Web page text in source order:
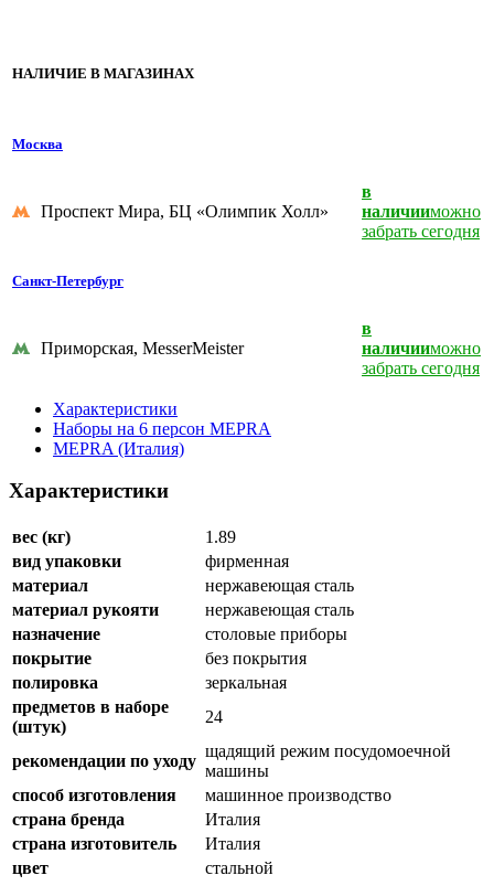
НАЛИЧИЕ В МАГАЗИНАХ
Москва
Проспект Мира, БЦ «Олимпик Холл»
в
наличииможно
забрать сегодня
Санкт-Петербург
Приморская, MesserMeister
в
наличииможно
забрать сегодня
Характеристики
Наборы на 6 персон MEPRA
MEPRA (Италия)
Характеристики
вес (кг)
1.89
вид упаковки
фирменная
материал
нержавеющая сталь
материал рукояти
нержавеющая сталь
назначение
столовые приборы
покрытие
без покрытия
полировка
зеркальная
предметов в наборе
(штук)
24
рекомендации по уходу
щадящий режим посудомоечной
машины
способ изготовления
машинное производство
страна бренда
Италия
страна изготовитель
Италия
цвет
стальной